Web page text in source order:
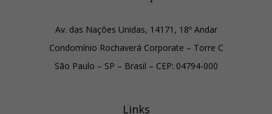
Av. das Nações Unidas, 14171, 18º Andar
Condomínio Rochaverá Corporate – Torre C
São Paulo – SP – Brasil – CEP: 04794-000
Links